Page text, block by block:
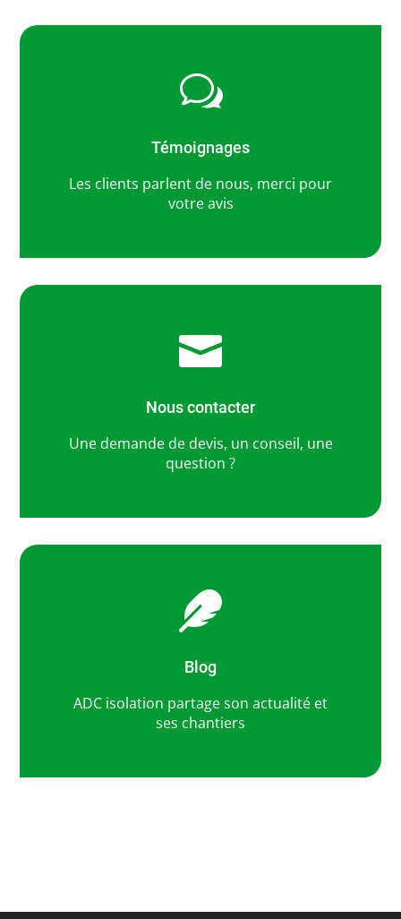
w
Témoignages
Les clients parlent de nous, merci pour
votre avis

Nous contacter
Une demande de devis, un conseil, une
question ?

Blog
ADC isolation partage son actualité et
ses chantiers